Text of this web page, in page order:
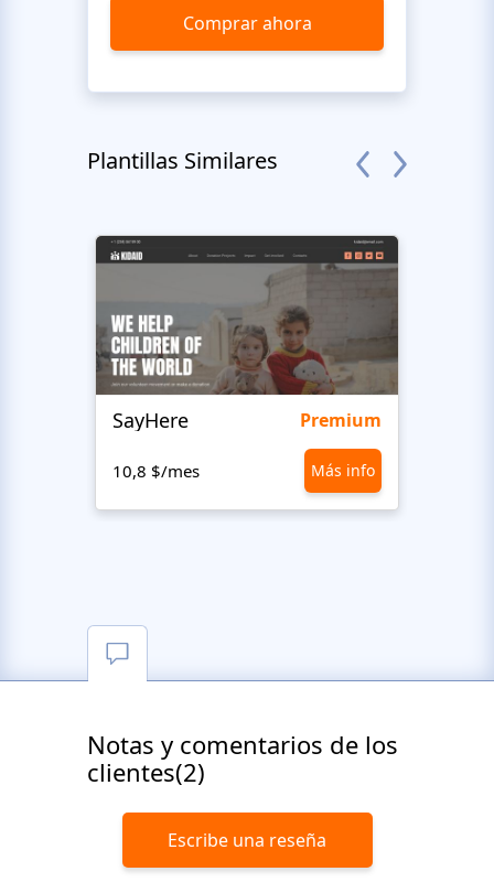
Comprar ahora
Plantillas Similares
SayHere Premium
10,8 $/mes Más info
Notas y comentarios de los
clientes(2)
Escribe una reseña